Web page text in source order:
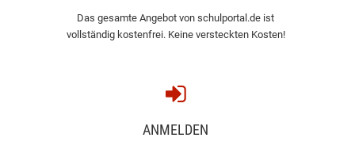
Das gesamte Angebot von schulportal.de ist
vollständig kostenfrei. Keine versteckten Kosten!
ANMELDEN